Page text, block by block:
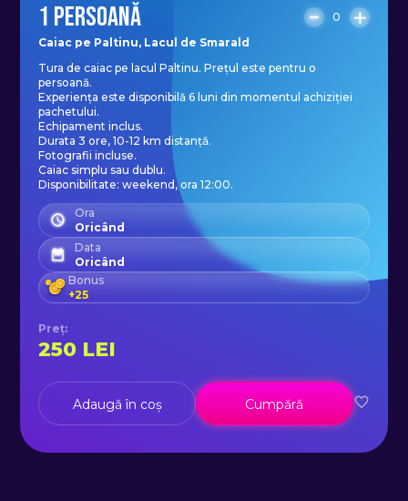
1 PERSOANĂ
0
Caiac pe Paltinu, Lacul de Smarald
Tura de caiac pe lacul Paltinu. Prețul este pentru o
persoană.
Experiența este disponibilă 6 luni din momentul achiziției
pachetului.
Echipament inclus.
Durata 3 ore, 10-12 km distanță.
Fotografii incluse.
Caiac simplu sau dublu.
Disponibilitate: weekend, ora 12:00.
Ora
Oricând
Data
Oricând
Bonus
+25
Preț:
250 LEI
Adaugă în coș Cumpără